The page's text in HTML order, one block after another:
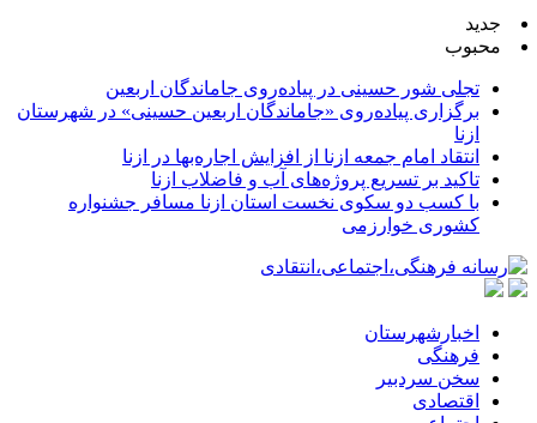
جدید
محبوب
تجلی شور حسینی در پیاده‌روی جاماندگان اربعین
برگزاری پیاده‌روی «جاماندگان اربعین حسینی» در شهرستان
ازنا
انتقاد امام جمعه ازنا از افزایش اجاره‌بها در ازنا
تاکید بر تسریع پروژه‌های آب و فاضلاب ازنا
با کسب دو سکوی نخست استان ازنا مسافر جشنواره
کشوری خوارزمی
اخبارشهرستان
فرهنگی
سخن سردبیر
اقتصادی